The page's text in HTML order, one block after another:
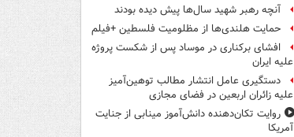
آنچه رهبر شهید سال‌ها پیش دیده بودند
حمایت هلندی‌ها از مظلومیت فلسطین +فیلم
افشای برکناری در موساد پس از شکست پروژه
علیه ایران
دستگیری عامل انتشار مطالب توهین‌آمیز
علیه زائران اربعین در فضای مجازی
روایت تکان‌دهنده دانش‌آموز مینابی از جنایت
آمریکا